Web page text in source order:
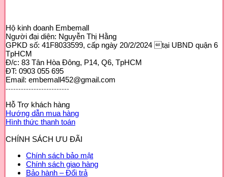
Hộ kinh doanh Embemall
Người đại diện: Nguyễn Thị Hằng
GPKD số: 41F8033599, cấp ngày 20/2/2024 tại UBND quận 6
TpHCM
Đ/c: 83 Tân Hòa Đông, P14, Q6, TpHCM
ĐT: 0903 055 695
Email: embemall452@gmail.com
-------------------------
Hỗ Trợ khách hàng
Hướng dẫn mua hàng
Hình thức thanh toán
CHÍNH SÁCH ƯU ĐÃI
Chính sách bảo mật
Chính sách giao hàng
Bảo hành – Đổi trả